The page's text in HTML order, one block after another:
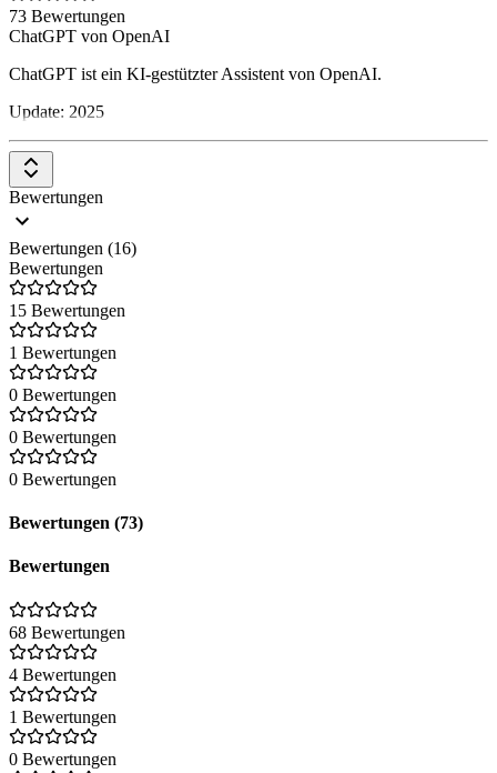
73 Bewertungen
ChatGPT von OpenAI
ChatGPT ist ein KI-gestützter Assistent von OpenAI.
Update: 2025
Bewertungen
Bewertungen (16)
Bewertungen
15 Bewertungen
1 Bewertungen
0 Bewertungen
0 Bewertungen
0 Bewertungen
Bewertungen (73)
Bewertungen
68 Bewertungen
4 Bewertungen
1 Bewertungen
0 Bewertungen